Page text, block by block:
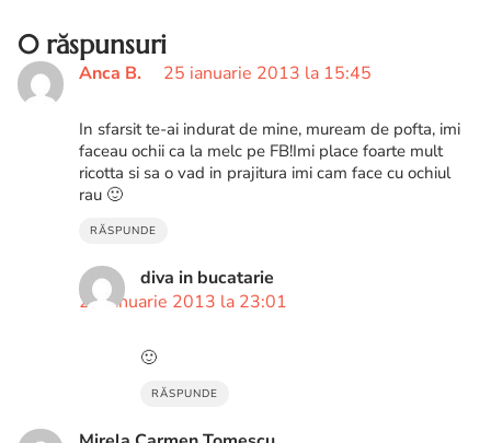
0 răspunsuri
Anca B. 25 ianuarie 2013 la 15:45
In sfarsit te-ai indurat de mine, muream de pofta, imi
faceau ochii ca la melc pe FB!Imi place foarte mult
ricotta si sa o vad in prajitura imi cam face cu ochiul
rau 🙂
RĂSPUNDE
diva in bucatarie
27 ianuarie 2013 la 23:01
🙂
RĂSPUNDE